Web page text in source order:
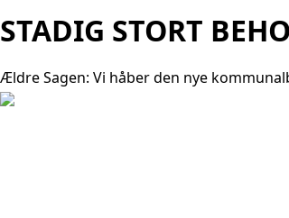
STADIG STORT
Ældre Sagen: Vi håber den nye